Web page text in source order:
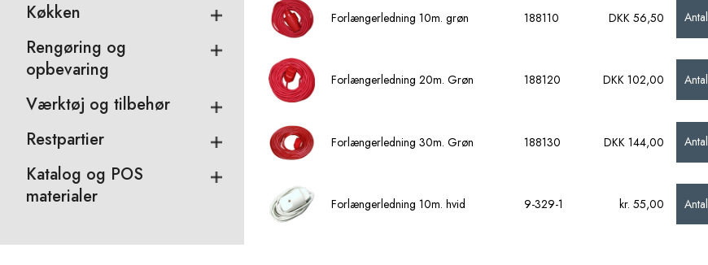
Køkken
Rengøring og
opbevaring
Værktøj og tilbehør
Restpartier
Katalog og POS
materialer
Forlængerledning 10m. grøn 188110 DKK 56,50 Antal
Forlængerledning 20m. Grøn 188120 DKK 102,00 Antal
Forlængerledning 30m. Grøn 188130 DKK 144,00 Antal
Forlængerledning 10m. hvid 9-329-1 kr. 55,00 Antal